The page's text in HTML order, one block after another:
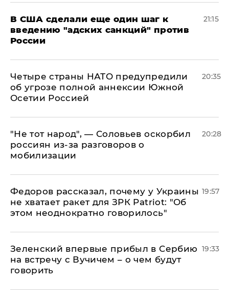
В США сделали еще один шаг к
введению "адских санкций" против
России
21:15
Четыре страны НАТО предупредили
об угрозе полной аннексии Южной
Осетии Россией
20:35
​"Не тот народ", — Соловьев оскорбил
россиян из-за разговоров о
мобилизации
20:28
Федоров рассказал, почему у Украины
не хватает ракет для ЗРК Patriot: "Об
этом неоднократно говорилось"
19:57
Зеленский впервые прибыл в Сербию
на встречу с Вучичем – о чем будут
говорить
19:33